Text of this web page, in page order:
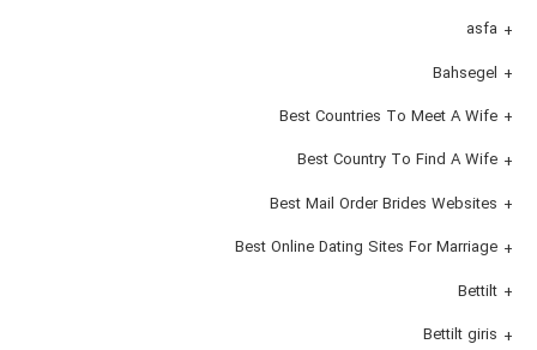
asfa
Bahsegel
Best Countries To Meet A Wife
Best Country To Find A Wife
Best Mail Order Brides Websites
Best Online Dating Sites For Marriage
Bettilt
Bettilt giris